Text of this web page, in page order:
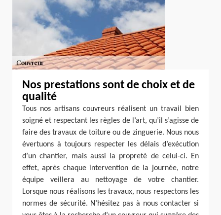
Nos prestations sont de choix et de
qualité
Tous nos artisans couvreurs réalisent un travail bien
soigné et respectant les règles de l’art, qu’il s’agisse de
faire des travaux de toiture ou de zinguerie. Nous nous
évertuons à toujours respecter les délais d’exécution
d’un chantier, mais aussi la propreté de celui-ci. En
effet, après chaque intervention de la journée, notre
équipe veillera au nettoyage de votre chantier.
Lorsque nous réalisons les travaux, nous respectons les
normes de sécurité. N’hésitez pas à nous contacter si